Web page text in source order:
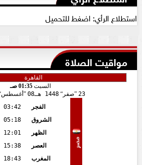
استطلاع الرأي: اضغط للتحميل
مواقيت الصلاة
السبت 01:35 صـ
23
صفر 1448 هـ 08 أغسطس
مصر
الفجر
03:42
الشروق
05:18
الظهر
12:01
العصر
15:38
المغرب
18:43